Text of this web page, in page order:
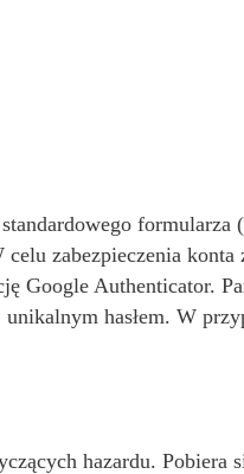
formularza
zabezpieczenia konta
Google Authenticator.
hasłem. W
hazardu. Pobiera